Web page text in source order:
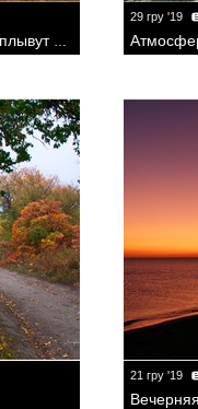
Скала и море… Облака плывут над ними.
29 гру '19
21 гру '19